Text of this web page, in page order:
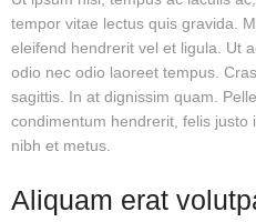
tempor vitae lectus quis gravida.
eleifend hendrerit vel et ligula. Ut
odio nec odio laoreet tempus.
sagittis. In at dignissim quam.
condimentum hendrerit, felis
nibh et metus.
Aliquam erat